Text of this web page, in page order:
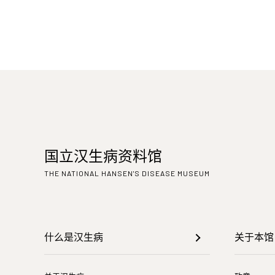
国立汉生病资料馆
THE NATIONAL HANSEN'S DISEASE MUSEUM
什么是汉生病 关于本馆